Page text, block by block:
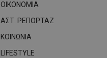
OIKONOMIA
ΑΣΤ. ΡΕΠΟΡΤΑΖ
ΚΟΙΝΩΝΙΑ
LIFESTYLE